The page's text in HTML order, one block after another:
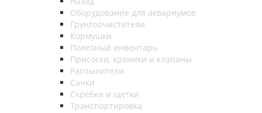
Оборудование для аквариумов
Грунтоочистители
Кормушки
Полезный инвентарь
Присоски, краники и клапаны
Распылители
Сачки
Скребки и щетки
Транспортировка